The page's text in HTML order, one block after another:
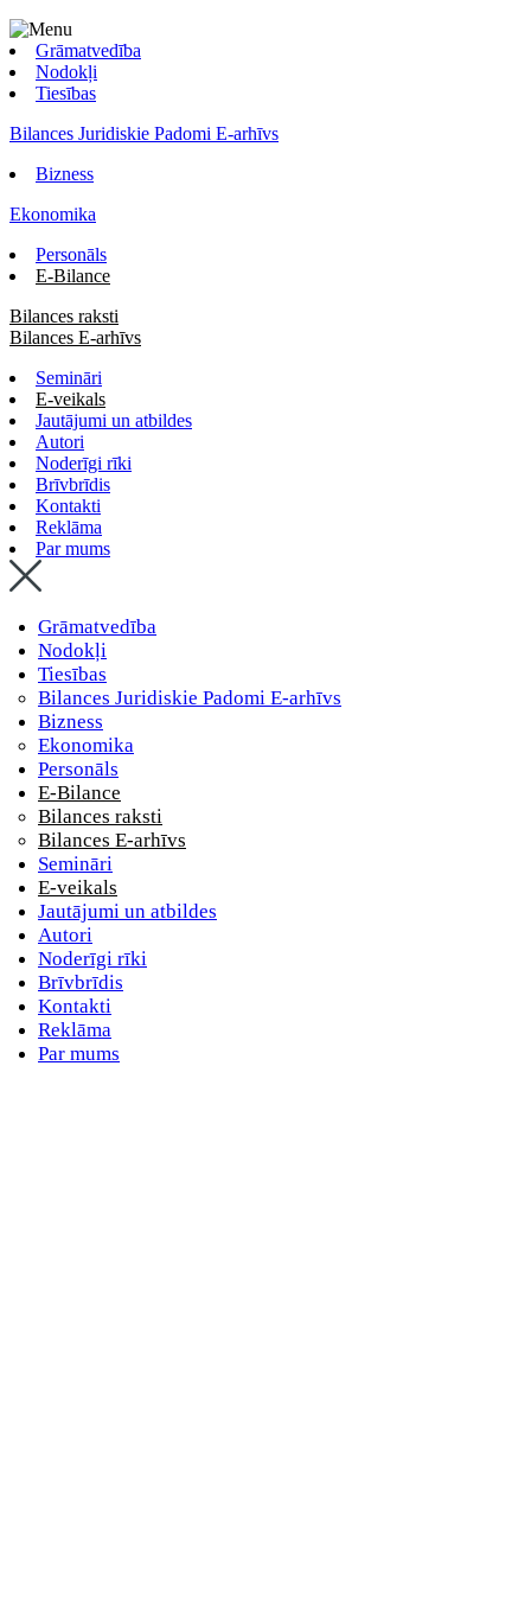
Grāmatvedība
Nodokļi
Tiesības
Bilances Juridiskie Padomi E-arhīvs
Bizness
Ekonomika
Personāls
E-Bilance
Bilances raksti
Bilances E-arhīvs
Semināri
E-veikals
Jautājumi un atbildes
Autori
Noderīgi rīki
Brīvbrīdis
Kontakti
Reklāma
Par mums
Grāmatvedība
Nodokļi
Tiesības
Bilances Juridiskie Padomi E-arhīvs
Bizness
Ekonomika
Personāls
E-Bilance
Bilances raksti
Bilances E-arhīvs
Semināri
E-veikals
Jautājumi un atbildes
Autori
Noderīgi rīki
Brīvbrīdis
Kontakti
Reklāma
Par mums